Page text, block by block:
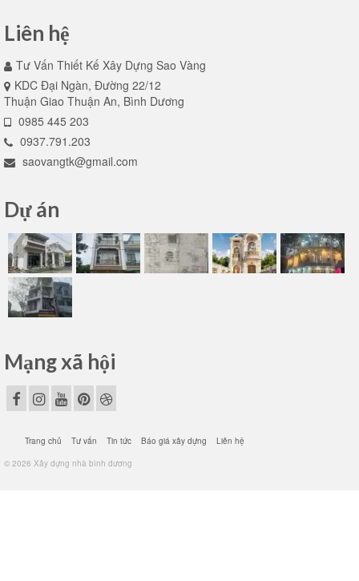
Liên hệ
Tư Vấn Thiết Kế Xây Dựng Sao Vàng
KDC Đại Ngàn, Đường 22/12
Thuận Giao Thuận An, Bình Dương
0985 445 203
0937.791.203
saovangtk@gmail.com
Dự án
Mạng xã hội
Trang chủ Tư vấn Tin tức Báo giá xây dựng
Liên hệ
© 2026 Xây dựng nhà bình dương